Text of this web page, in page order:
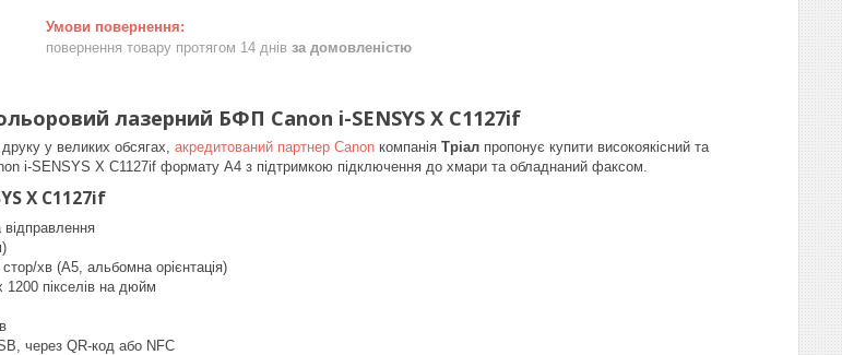
повернення товару протягом 14 днів за домовленістю
лазерний БФП Canon i-SENSYS X C1127if
у великих обсягах, акредитований партнер Canon компанія Тріал пропонує купити високоякісний та
i-SENSYS X C1127if формату A4 з підтримкою підключення до хмари та обладнаний факсом.
X C1127if
хв (A5, альбомна орієнтація)
1200 пікселів на дюйм
через QR-код або NFC